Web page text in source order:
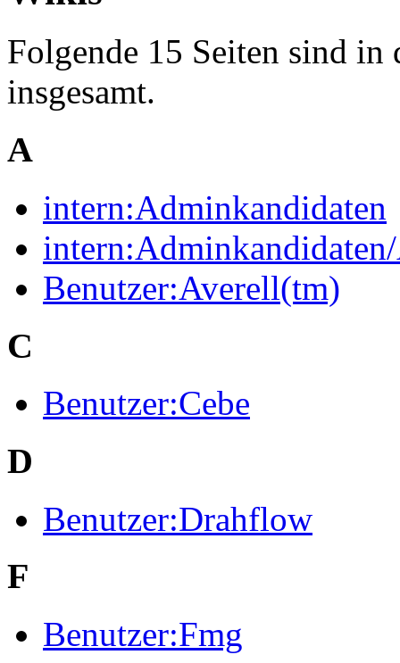
Folgende 15 Seiten sind
insgesamt.
A
intern:Adminkandidaten
Benutzer:Averell(tm)
C
Benutzer:Cebe
D
Benutzer:Drahflow
F
Benutzer:Fmg